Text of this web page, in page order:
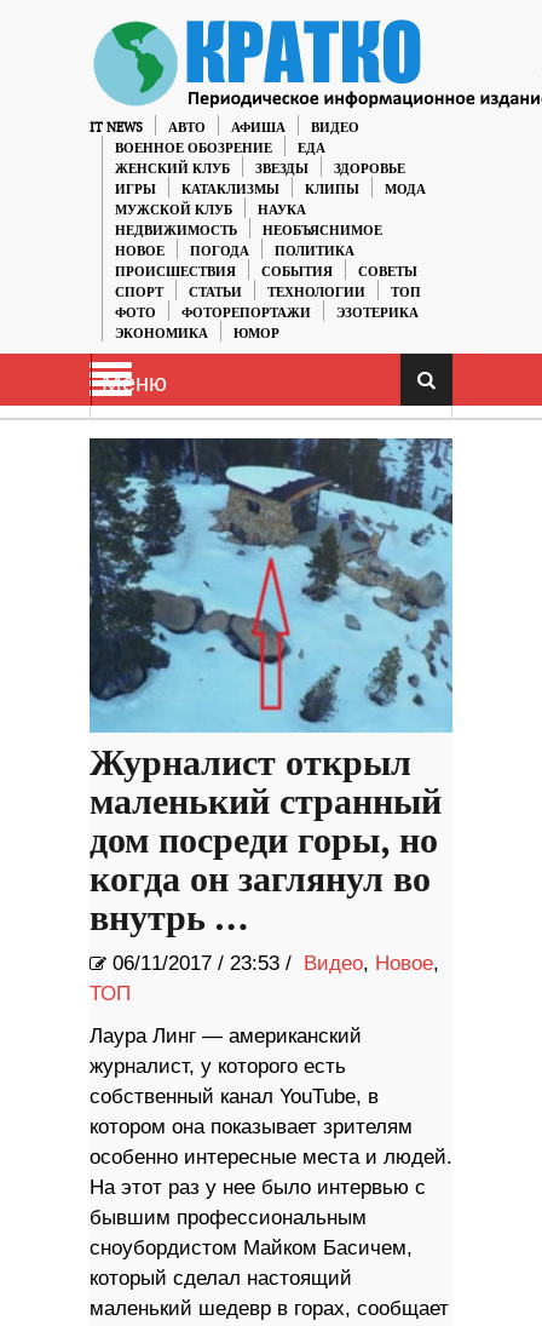
IT NEWS АВТО АФИША
ВИДЕО
ВОЕННОЕ ОБОЗРЕНИЕ
ЕДА
ЖЕНСКИЙ КЛУБ
ЗВЕЗДЫ
ЗДОРОВЬЕ
ИГРЫ
КАТАКЛИЗМЫ КЛИПЫ
МОДА
МУЖСКОЙ КЛУБ
НАУКА
НЕДВИЖИМОСТЬ
НЕОБЪЯСНИМОЕ
НОВОЕ
ПОГОДА
ПОЛИТИКА
ПРОИСШЕСТВИЯ
СОБЫТИЯ
СОВЕТЫ
СПОРТ
СТАТЬИ ТЕХНОЛОГИИ
ТОП
ФОТО
ФОТОРЕПОРТАЖИ
ЭЗОТЕРИКА
ЭКОНОМИКА
ЮМОР
Меню
Журналист открыл
маленький странный
дом посреди горы, но
когда он заглянул во
внутрь …
06/11/2017 / 23:53 / Видео, Новое,
ТОП
Лаура Линг — американский
журналист, у которого есть
собственный канал YouTube, в
котором она показывает зрителям
особенно интересные места и людей.
На этот раз у нее было интервью с
бывшим профессиональным
сноубордистом Майком Басичем,
который сделал настоящий
маленький шедевр в горах, сообщает